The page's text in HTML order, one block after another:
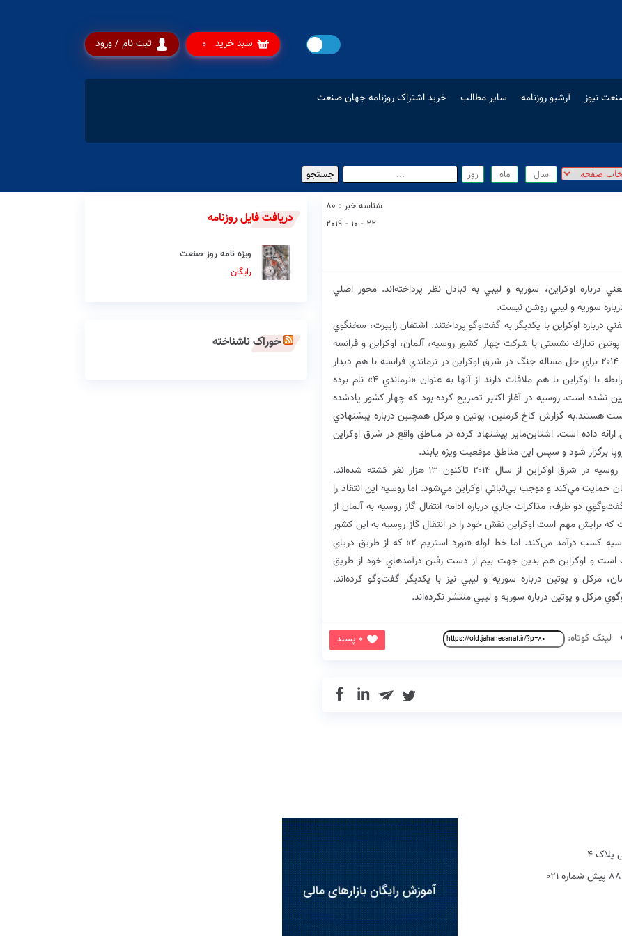
ثبت نام / ورود سبد خرید 0
نیوز آرشیو روزنامه سایر مطالب
خرید اشتراک روزنامه جهان صنعت
شناسه خبر : 80
22 - 10 - 2019
اوكراين، سوريه و ليبي به تبادل نظر پرداخته‌اند. محور اصلي
سوريه و ليبي روشن نيست.
درباره اوكراين با يكديگر به گفت‌وگو پرداختند. اشتفان زايبرت، سخنگوي
تدارك نشستي با شركت چهار كشور روسيه، آلمان، اوكراين و فرانسه
بود.سران اين چهار كشور براي نخستين بار در ششم ژوئن ۲۰۱۴ براي حل مساله جنگ در شرق اوكراين در نرماندي فرانسه با هم ديدار
كردند و براي همين هم وقتي سران اين چهار كشور در رابطه با اوكراين با هم ملاقات دارند از آنها به عنوان «نرماندي 4» نام برده
زماني براي برگزاري نشست «نرماندي 4» تعيين نشده است. روسيه در آغاز اكتبر تصريح كرده بود كه چهار كشور يادشده
هستند.به گزارش كاخ كرملين، پوتين و مركل همچنين درباره پيشنهادي
ارائه داده است. اشتاين‌ماير پيشنهاد كرده در مناطق واقع در شرق اوكراين
برگزار شود و سپس اين مناطق موقعيت ويژه يابند.
در كشمكش ميان نيروهاي اوكرايني و شورشيان طرفدار روسيه در شرق اوكراين از سال ۲۰۱۴ تاكنون ۱۳ هزار نفر كشته شده‌اند.
حمايت مي‌كند و موجب بي‌ثباتي اوكراين مي‌شود. اما روسيه اين انتقاد را
دو طرف، مذاكرات جاري درباره ادامه انتقال گاز روسيه به آلمان از
كه برايش مهم است اوكراين نقش خود را در انتقال گاز روسيه به اين كشور
حفظ كند. اوكراين در حال حاضر از طريق ترانزيت گاز روسيه كسب درآمد مي‌كند. اما خط لوله «نورد استريم ۲» كه از طريق درياي
است و اوكراين هم بدين جهت بيم از دست رفتن درآمدهاي خود از طريق
مركل و پوتين درباره سوريه و ليبي نيز با يكديگر گفت‌وگو كرده‌اند.
مركل و پوتين درباره سوريه و ليبي منتشر نكرده‌اند.
0 پسند لینک کوتاه:
in
دریافت فایل روزنامه
ویژه نامه روز صنعت
رایگان
خوراک ناشناخته
4